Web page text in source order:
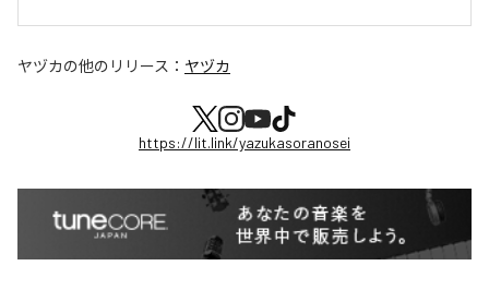
ヤヅカの他のリリース： ヤヅカ
https://lit.link/yazukasoranosei